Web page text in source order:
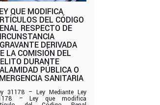
QUE MODIFICA
DEL CÓDIGO
RESPECTO DE
DERIVADA
LA COMISIÓN DEL
DURANTE
PÚBLICA O
SANITARIA
31178 – Ley Mediante Ley
– Ley que modifica